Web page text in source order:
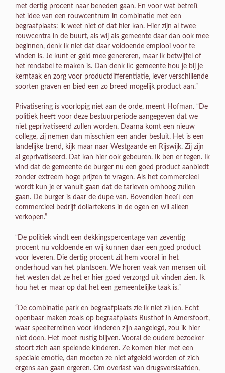
met dertig procent naar beneden gaan. En voor wat betreft
het idee van een rouwcentrum in combinatie met een
begraafplaats: ik weet niet of dat hier kan. Hier zijn al twee
rouwcentra in de buurt, als wij als gemeente daar dan ook mee
beginnen, denk ik niet dat daar voldoende emplooi voor te
vinden is. Je kunt er geld mee genereren, maar ik betwijfel of
het rendabel te maken is. Dan denk ik: gemeente hou je bij je
kerntaak en zorg voor productdifferentiatie, lever verschillende
soorten graven en bied een zo breed mogelijk product aan.”
Privatisering is voorlopig niet aan de orde, meent Hofman. “De
politiek heeft voor deze bestuurperiode aangegeven dat we
niet geprivatiseerd zullen worden. Daarna komt een nieuw
college, zij nemen dan misschien een ander besluit. Het is een
landelijke trend, kijk maar naar Westgaarde en Rijswijk. Zij zijn
al geprivatiseerd. Dat kan hier ook gebeuren. Ik ben er tegen. Ik
vind dat de gemeente de burger nu een goed product aanbiedt
zonder extreem hoge prijzen te vragen. Als het commercieel
wordt kun je er vanuit gaan dat de tarieven omhoog zullen
gaan. De burger is daar de dupe van. Bovendien heeft een
commercieel bedrijf dollartekens in de ogen en wil alleen
verkopen.”
“De politiek vindt een dekkingspercentage van zeventig
procent nu voldoende en wij kunnen daar een goed product
voor leveren. Die dertig procent zit hem vooral in het
onderhoud van het plantsoen. We horen vaak van mensen uit
het westen dat ze het er hier goed verzorgd uit vinden zien. Ik
hou het er maar op dat het een gemeentelijke taak is.”
“De combinatie park en begraafplaats zie ik niet zitten. Echt
openbaar maken zoals op begraafplaats Rusthof in Amersfoort,
waar speelterreinen voor kinderen zijn aangelegd, zou ik hier
niet doen. Het moet rustig blijven. Vooral de oudere bezoeker
stoort zich aan spelende kinderen. Ze komen hier met een
speciale emotie, dan moeten ze niet afgeleid worden of zich
ergens aan gaan ergeren. Om overlast van drugsverslaafden,